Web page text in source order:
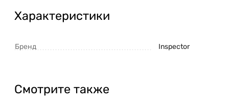
Характеристики
Бренд Inspector
Смотрите также